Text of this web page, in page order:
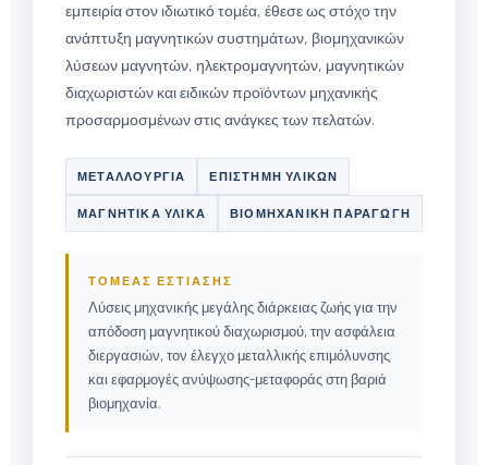
εμπειρία στον ιδιωτικό τομέα, έθεσε ως στόχο την
ανάπτυξη μαγνητικών συστημάτων, βιομηχανικών
λύσεων μαγνητών, ηλεκτρομαγνητών, μαγνητικών
διαχωριστών και ειδικών προϊόντων μηχανικής
προσαρμοσμένων στις ανάγκες των πελατών.
ΜΕΤΑΛΛΟΥΡΓΊΑ ΕΠΙΣΤΉΜΗ ΥΛΙΚΏΝ
ΜΑΓΝΗΤΙΚΆ ΥΛΙΚΆ ΒΙΟΜΗΧΑΝΙΚΉ ΠΑΡΑΓΩΓΉ
ΤΟΜΈΑΣ ΕΣΤΊΑΣΗΣ
Λύσεις μηχανικής μεγάλης διάρκειας ζωής για την
απόδοση μαγνητικού διαχωρισμού, την ασφάλεια
διεργασιών, τον έλεγχο μεταλλικής επιμόλυνσης
και εφαρμογές ανύψωσης-μεταφοράς στη βαριά
βιομηχανία.